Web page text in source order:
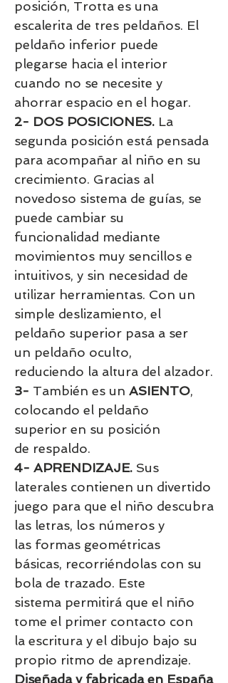
posición, Trotta es una
escalerita de tres peldaños. El
peldaño inferior puede
plegarse hacia el interior
cuando no se necesite y
ahorrar espacio en el hogar.
2- DOS POSICIONES. La
segunda posición está pensada
para acompañar al niño en su
crecimiento. Gracias al
novedoso sistema de guías, se
puede cambiar su
funcionalidad mediante
movimientos muy sencillos e
intuitivos, y sin necesidad de
utilizar herramientas. Con un
simple deslizamiento, el
peldaño superior pasa a ser
un peldaño oculto,
reduciendo la altura del alzador.
3- También es un ASIENTO,
colocando el peldaño
superior en su posición
de respaldo.
4- APRENDIZAJE. Sus
laterales contienen un divertido
juego para que el niño descubra
las letras, los números y
las formas geométricas
básicas, recorriéndolas con su
bola de trazado. Este
sistema permitirá que el niño
tome el primer contacto con
la escritura y el dibujo bajo su
propio ritmo de aprendizaje.
Diseñada y fabricada en España